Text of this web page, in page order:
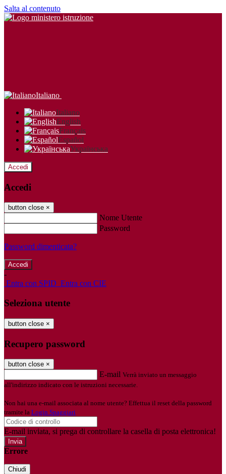
Salta al contenuto
Italiano
Italiano
English
Français
Español
Українська
Accedi
Accedi
button close ×
Nome Utente
Password
Password dimenticata?
-
Entra con SPID Entra con CIE
Seleziona utente
button close ×
Recupero password
button close ×
E-mail Verrà inviato un messaggio
all'indirizzo indicato con le istruzioni necessarie.
Non hai una e-mail associata al nome utente? Effettua il reset della password
tramite la Login Spaggiari
E-mail inviata, si prega di controllare la casella di posta elettronica!
Errore
Chiudi